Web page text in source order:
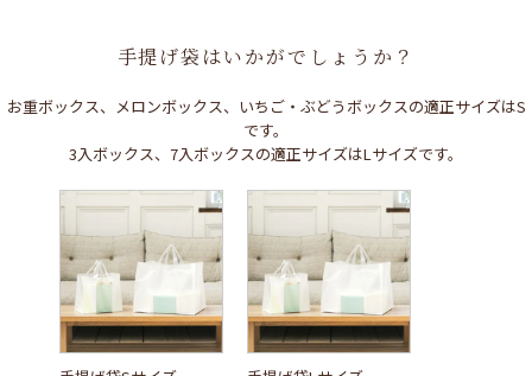
手提げ袋はいかがでしょうか？
お重ボックス、メロンボックス、いちご・ぶどうボックスの適正サイズはS
です。
3入ボックス、7入ボックスの適正サイズはLサイズです。